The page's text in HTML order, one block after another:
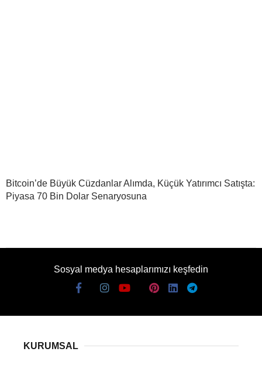
Bitcoin’de Büyük Cüzdanlar Alımda, Küçük Yatırımcı Satışta:
Piyasa 70 Bin Dolar Senaryosuna
Sosyal medya hesaplarımızı keşfedin
KURUMSAL